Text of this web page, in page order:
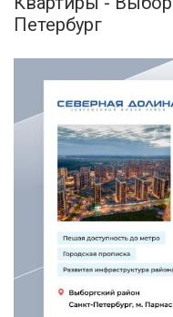
Петербург